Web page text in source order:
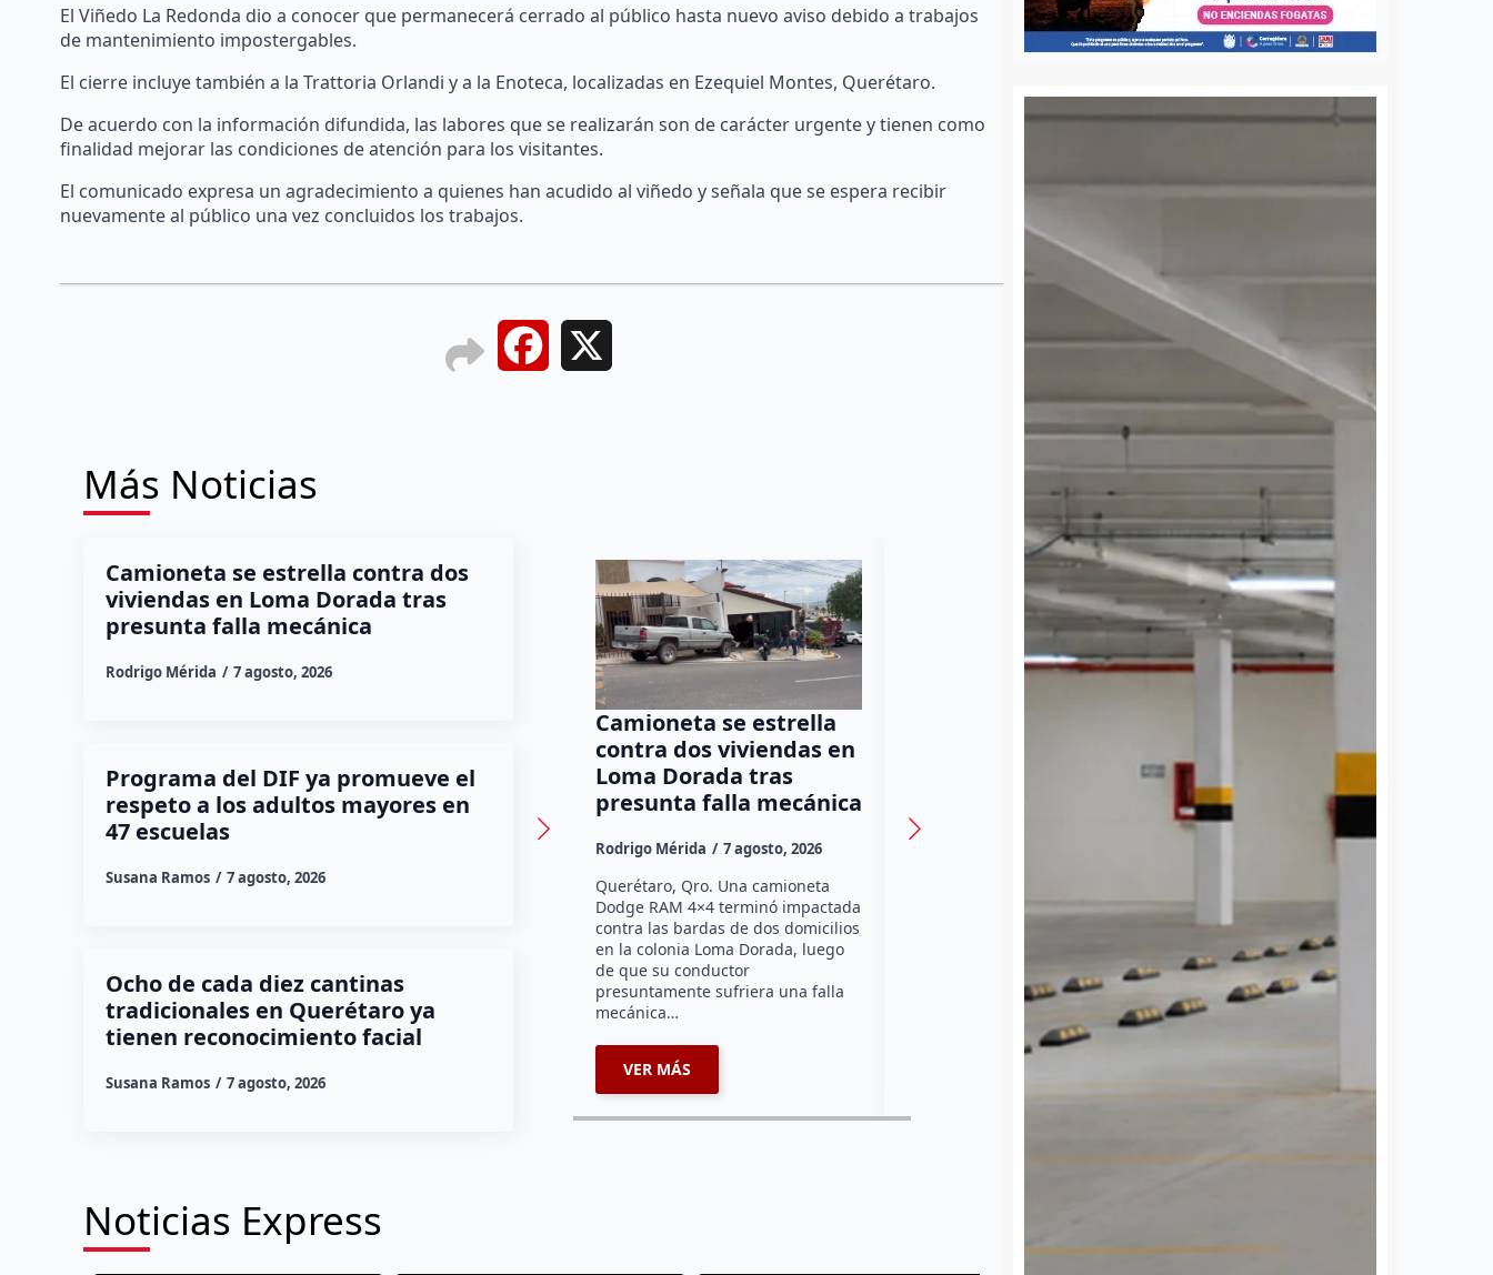
El Viñedo La Redonda dio a conocer que permanecerá cerrado al público hasta nuevo aviso debido a trabajos
de mantenimiento impostergables.
El cierre incluye también a la Trattoria Orlandi y a la Enoteca, localizadas en Ezequiel Montes, Querétaro.
De acuerdo con la información difundida, las labores que se realizarán son de carácter urgente y tienen como
finalidad mejorar las condiciones de atención para los visitantes.
El comunicado expresa un agradecimiento a quienes han acudido al viñedo y señala que se espera recibir
nuevamente al público una vez concluidos los trabajos.
Facebook
Más Noticias
Camioneta se estrella contra dos
viviendas en Loma Dorada tras
presunta falla mecánica
Rodrigo Mérida 7 agosto, 2026
Programa del DIF ya promueve el
respeto a los adultos mayores en
47 escuelas
Susana Ramos 7 agosto, 2026
Ocho de cada diez cantinas
tradicionales en Querétaro ya
tienen reconocimiento facial
Susana Ramos 7 agosto, 2026
Camioneta se estrella
contra dos viviendas en
Loma Dorada tras
presunta falla mecánica
Rodrigo Mérida 7 agosto, 2026
Querétaro, Qro. Una camioneta
Dodge RAM 4×4 terminó impactada
contra las bardas de dos domicilios
en la colonia Loma Dorada, luego
de que su conductor
presuntamente sufriera una falla
mecánica…
VER MÁS
los adultos mayores en
del Abuelo”, impulsadas por el
Sistema Municipal DIF en
cantinas tradicionales
reconocimiento facial
Tradicionales de Querétaro reportó
un avance del 80 por ciento en la
instalación de cámaras de
reconocimiento facial dentro de
sus negocios afiliados, con equipos
Noticias Express